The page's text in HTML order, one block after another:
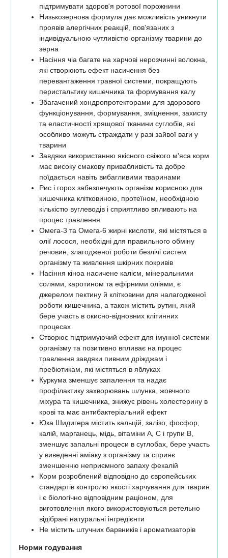
підтримувати здоров'я ротової порожнини
Низькозернова формула дає можливість уникнути
проявів алергічних реакцій, пов'язаних з
індивідуальною чутливістю організму тварини до
зерна
Насіння чіа багате на харчові нерозчинні волокна,
які створюють ефект насичення без
перевантаження травної системи, покращують
перистальтику кишечника та формування калу
Збагачений хондропротекторами для здорового
функціонування, формування, зміцнення, захисту
та еластичності хрящової тканини суглобів, які
особливо можуть страждати у разі зайвої ваги у
тварини
Завдяки використанню якісного свіжого м'яса корм
має високу смакову привабливість та добре
поїдається навіть вибагливими тваринами
Рис і горох забезпечують організм корисною для
кишечника клітковиною, протеїном, необхідною
кількістю вуглеводів і сприятливо впливають на
процес травлення
Омега-3 та Омега-6 жирні кислоти, які містяться в
олії лосося, необхідні для правильного обміну
речовин, злагодженої роботи безлічі систем
організму та живлення шкірних покривів
Насіння кіноа насичене калієм, мінеральними
солями, каротином та ефірними оліями, є
джерелом пектину й клітковини для налагодженої
роботи кишечника, а також містить рутин, який
бере участь в окисно-відновних клітинних
процесах
Створює підтримуючий ефект для імунної системи
організму та позитивно впливає на процес
травлення завдяки пивним дріжджам і
пребіотикам, які містяться в яблуках
Куркума зменшує запалення та надає
профілактику захворювань шлунка, жовчного
міхура та кишечника, знижує рівень холестерину в
крові та має антибактеріальний ефект
Юка Шидигера містить кальцій, залізо, фосфор,
калій, марганець, мідь, вітаміни А, С і групи В,
зменшує запальні процеси в суглобах, бере участь
у виведенні аміаку з організму та сприяє
зменшенню неприємного запаху фекалій
Корм розроблений відповідно до європейських
стандартів контролю якості харчування для тварин
і є біологічно відповідним раціоном, для
виготовлення якого використовуються ретельно
відібрані натуральні інгредієнти
Не містить штучних барвників і ароматизаторів
Норми годування